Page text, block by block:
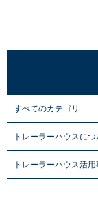
すべてのカテゴリ
トレーラーハウスにつ
トレーラーハウス活用